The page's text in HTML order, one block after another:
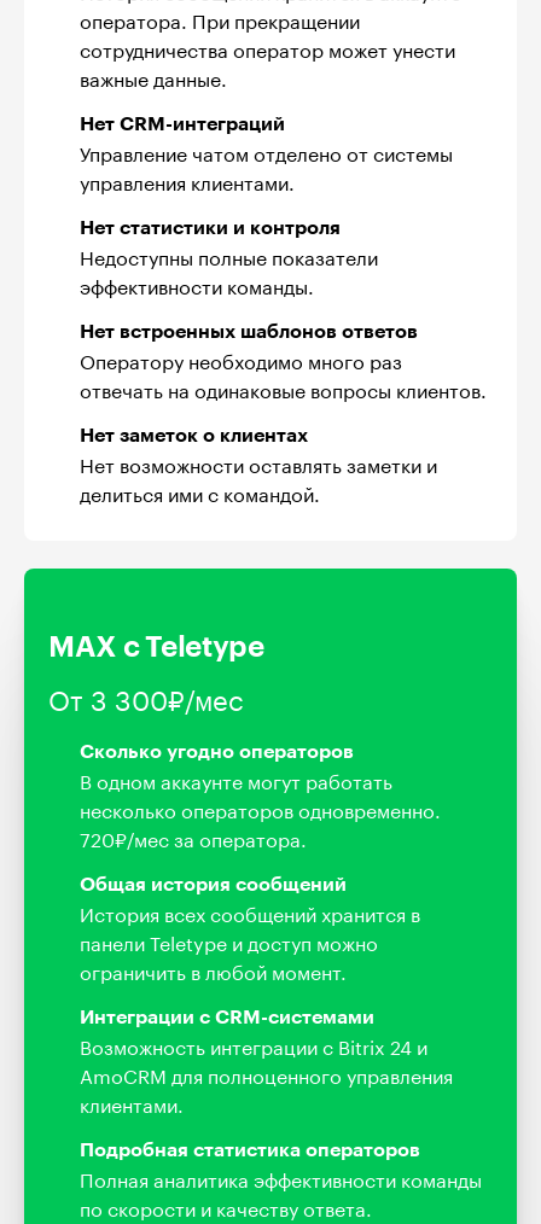
оператора. При прекращении
сотрудничества оператор может унести
важные данные.
Нет CRM-интеграций
Управление чатом отделено от системы
управления клиентами.
Нет статистики и контроля
Недоступны полные показатели
эффективности команды.
Нет встроенных шаблонов ответов
Оператору необходимо много раз
отвечать на одинаковые вопросы клиентов.
Нет заметок о клиентах
Нет возможности оставлять заметки и
делиться ими с командой.
MAX с Teletype
От 3 300₽/мес
Сколько угодно операторов
В одном аккаунте могут работать
несколько операторов одновременно.
720₽/мес за оператора.
Общая история сообщений
История всех сообщений хранится в
панели Teletype и доступ можно
ограничить в любой момент.
Интеграции с CRM-системами
Возможность интеграции с Bitrix 24 и
AmoCRM для полноценного управления
клиентами.
Подробная статистика операторов
Полная аналитика эффективности команды
по скорости и качеству ответа.